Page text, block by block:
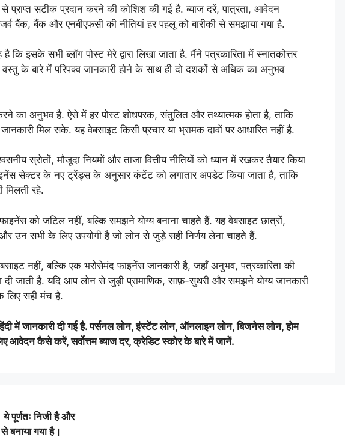
प्राप्त सटीक प्रदान करने की कोशिश की गई है. ब्याज दरें, पात्रता, आवेदन
बैंक, बैंक और एनबीएफसी की नीतियां हर पहलू को बारीकी से समझाया गया है.
इसके सभी ब्लॉग पोस्ट मेरे द्वारा लिखा जाता है. मैंने पत्रकारिता में स्नातकोत्तर
के बारे में परिपक्व जानकारी होने के साथ ही दो दशकों से अधिक का अनुभव
का अनुभव है. ऐसे में हर पोस्ट शोधपरक, संतुलित और तथ्यात्मक होता है, ताकि
मिल सके. यह वेबसाइट किसी प्रचार या भ्रामक दावों पर आधारित नहीं है.
स्रोतों, मौजूदा नियमों और ताजा वित्तीय नीतियों को ध्यान में रखकर तैयार किया
सेक्टर के नए ट्रेंड्स के अनुसार कंटेंट को लगातार अपडेट किया जाता है, ताकि
रहे.
को जटिल नहीं, बल्कि समझने योग्य बनाना चाहते हैं. यह वेबसाइट छात्रों,
और उन सभी के लिए उपयोगी है जो लोन से जुड़े सही निर्णय लेना चाहते हैं.
नहीं, बल्कि एक भरोसेमंद फाइनेंस जानकारी है, जहाँ अनुभव, पत्रकारिता की
जाती है. यदि आप लोन से जुड़ी प्रामाणिक, साफ़-सुथरी और समझने योग्य जानकारी
लिए सही मंच है.
में जानकारी दी गई है. पर्सनल लोन, इंस्टेंट लोन, ऑनलाइन लोन, बिजनेस लोन, होम
कैसे करें, सर्वोत्तम ब्याज दर, क्रेडिट स्कोर के बारे में जानें.
पूर्णतः निजी है और
बनाया गया है।